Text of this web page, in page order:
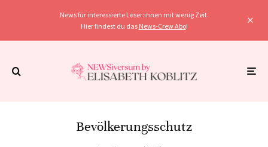
News für interessierte Leser:innen mit wenig Zeit.
Hier findest du das News-Crew Abo!
Bevölkerungsschutz